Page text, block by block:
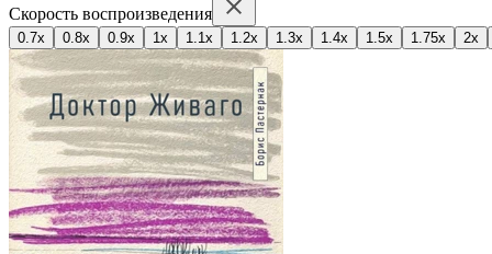
Скорость воспроизведения
0.7x 0.8x 0.9x 1x 1.1x 1.2x 1.3x 1.4x 1.5x 1.75x 2x